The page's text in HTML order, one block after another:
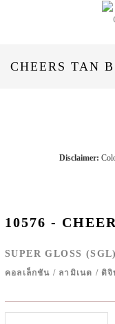
CHEERS TAN B
Disclaimer:
10576 -
SUPER GLOSS (SGL)
คอลเล็กชัน / ลามิเนต / ดิจิ